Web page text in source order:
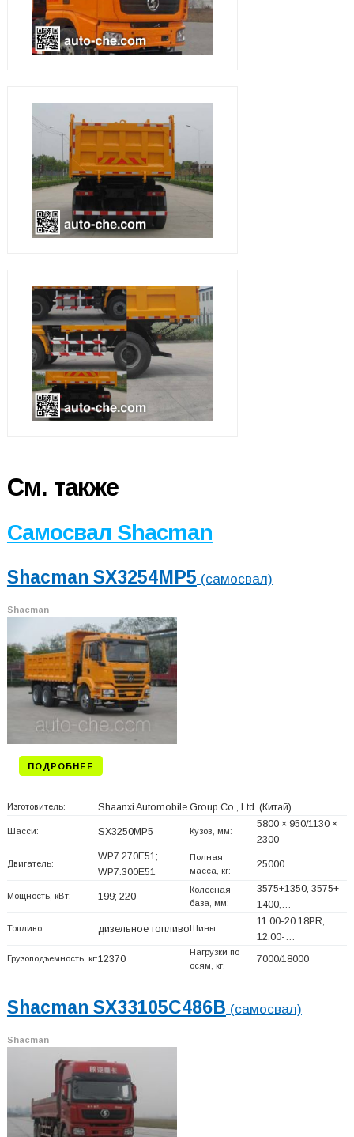
См. также
Самосвал Shacman
Shacman SX3254MP5 (самосвал)
Shacman
ПОДРОБНЕЕ
Изготовитель: Shaanxi Automobile Group Co., Ltd. (Китай)
Шасси: SX3250MP5 Кузов, мм:
5800 × 950/1130 ×
2300
Двигатель:
WP7.270E51;
WP7.300E51
Полная
масса, кг:
25000
Мощность, кВт: 199; 220
Колесная
база, мм:
3575+1350, 3575+
1400,…
Топливо: дизельное топливо Шины:
11.00-20 18PR,
12.00-…
Грузоподъемность, кг:12370
Нагрузки по
осям, кг:
7000/18000
Shacman SX33105C486B (самосвал)
Shacman